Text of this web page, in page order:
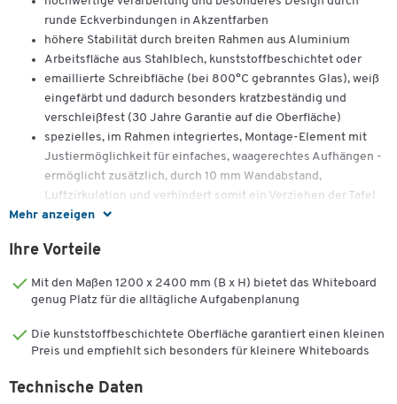
Mehr anzeigen
runde Eckverbindungen in Akzentfarben
höhere Stabilität durch breiten Rahmen aus Aluminium
Arbeitsfläche aus Stahlblech, kunststoffbeschichtet oder
emaillierte Schreibfläche (bei 800°C gebranntes Glas), weiß
eingefärbt und dadurch besonders kratzbeständig und
verschleißfest (30 Jahre Garantie auf die Oberfläche)
spezielles, im Rahmen integriertes, Montage-Element mit
Justiermöglichkeit für einfaches, waagerechtes Aufhängen -
ermöglicht zusätzlich, durch 10 mm Wandabstand,
Luftzirkulation und verhindert somit ein Verziehen der Tafel
bei wechselnden Temperaturen oder Luftfeuchtigkeit
magnethaftend
verschiebbare Ablageschale
Ihre Vorteile
Mit den Maßen 1200 x 2400 mm (B x H) bietet das Whiteboard
genug Platz für die alltägliche Aufgabenplanung
Die kunststoffbeschichtete Oberfläche garantiert einen kleinen
Preis und empfiehlt sich besonders für kleinere Whiteboards
Technische Daten